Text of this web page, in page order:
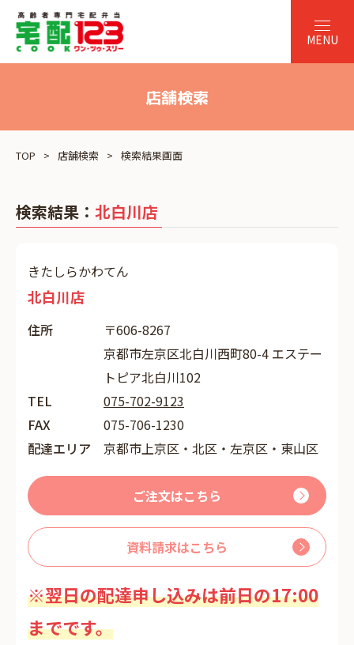
店舗検索
TOP 店舗検索 検索結果画面
検索結果： 北白川店
きたしらかわてん
北白川店
住所
〒606-8267
京都市左京区北白川西町80-4 エステー
トピア北白川102
TEL
075-702-9123
FAX
075-706-1230
配達エリア
京都市上京区・北区・左京区・東山区
ご注文はこちら
資料請求はこちら
※翌日の配達申し込みは前日の17:00
までです。